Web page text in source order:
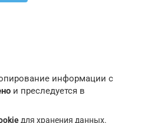
информации с
и преследуется в
для хранения данных.